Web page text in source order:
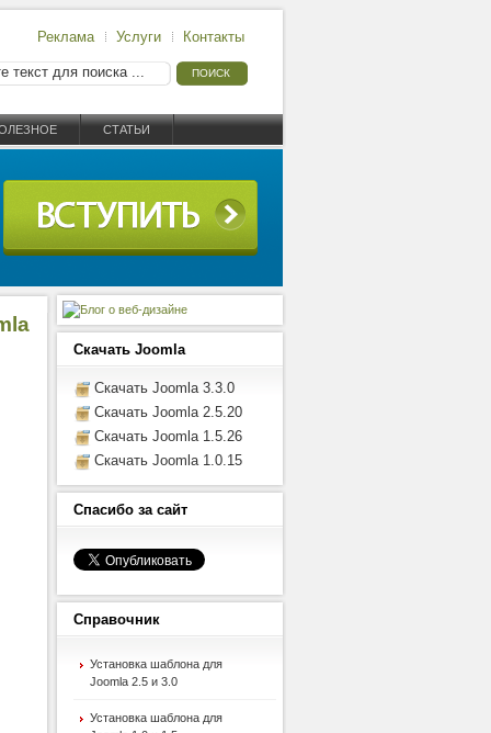
Реклама Услуги Контакты
СТАТЬИ
Скачать Joomla
Скачать Joomla 3.3.0
Скачать Joomla 2.5.20
Скачать Joomla 1.5.26
Скачать Joomla 1.0.15
Спасибоза сайт
Справочник
Установка шаблона для
Joomla 2.5 и 3.0
Установка шаблона для